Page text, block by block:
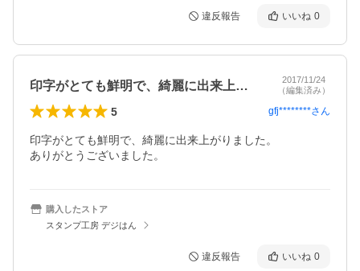
違反報告 いいね 0
印字がとても鮮明で、綺麗に出来上がりま…
2017/11/24
（編集済み）
5 gfj********さん
印字がとても鮮明で、綺麗に出来上がりました。
ありがとうございました。
購入したストア
スタンプ工房 デジはん
違反報告 いいね 0